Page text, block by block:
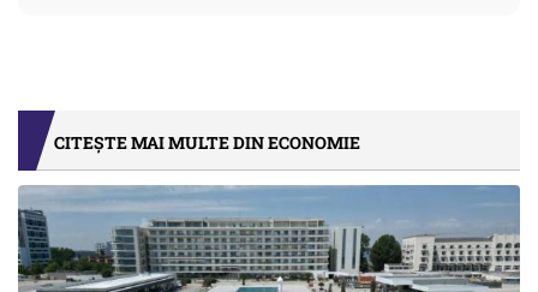
CITEȘTE MAI MULTE DIN ECONOMIE